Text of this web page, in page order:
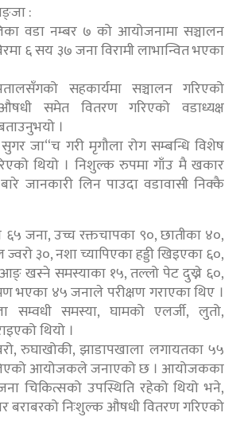
:
वडा नम्बर ७ को आयोजनामा सञ्चालन
६ सय ३७ जना विरामी लाभान्वित भएका
सहकार्यमा सञ्चालन गरिएको
समेत वितरण गरिएको वडाध्यक्ष
।
सुगर जा“च गरी मृगौला रोग सम्बन्धि विशेष
थियो । निशुल्क रुपमा गाँउ मै खकार
जानकारी लिन पाउदा वडावासी निक्कै
६५ जना, उच्च रक्तचापका ९०, छातीका ४०,
ज्वरो ३०, नशा च्यापिएका हड्डी खिइएका ६०,
आङ् खस्ने समस्याका १५, तल्लो पेट दुख्ने ६०,
भएका ४५ जनाले परीक्षण गराएका थिए ।
सम्वधी समस्या, घामको एलर्जी, लुतो,
थियो ।
रुघाखोकी, झाडापखाला लगायतका ५५
आयोजकले जनाएको छ । आयोजकका
चिकित्सको उपस्थिति रहेको थियो भने,
बराबरको निःशुल्क औषधी वितरण गरिएको